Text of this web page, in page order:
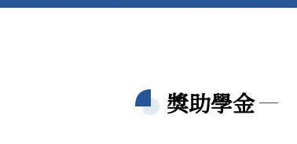
獎助學金